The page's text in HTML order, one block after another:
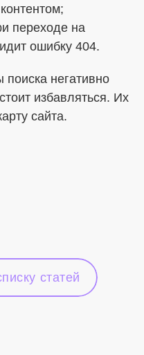
переходе на
ошибку 404.
поиска негативно
избавляться. Их
сайта.
статей